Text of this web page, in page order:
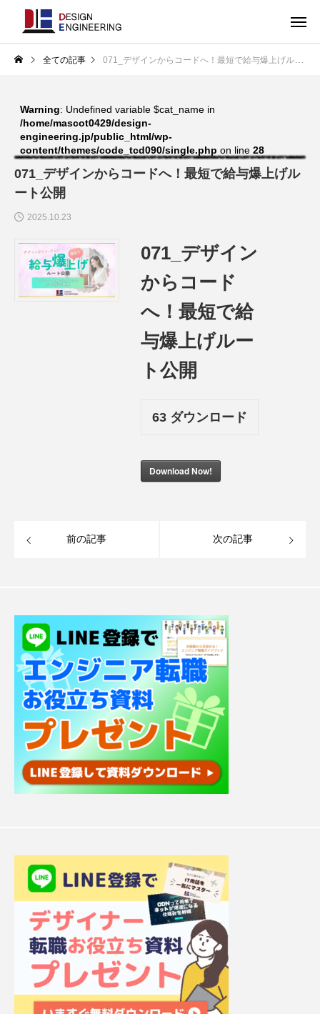
全ての記事 071_デザインからコードへ！最短で給与爆上げルート公開
Warning: Undefined variable $cat_name in
/home/mascot0429/design-
engineering.jp/public_html/wp-
content/themes/code_tcd090/single.php on line 28
071_デザインからコードへ！最短で給与爆上げル
ート公開
2025.10.23
071_デザイン
からコード
へ！最短で給
与爆上げルー
ト公開
63ダウンロード
Download Now!
前の記事 次の記事